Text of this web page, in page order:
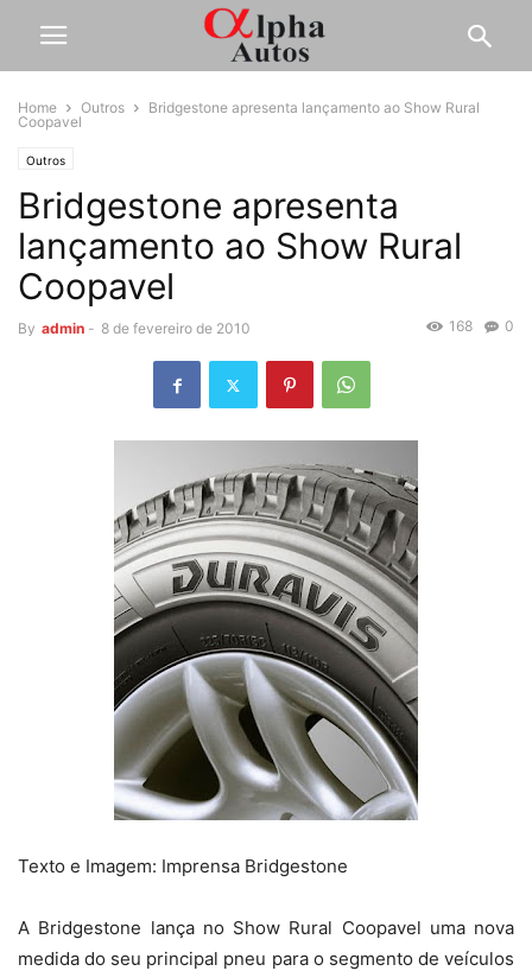
Home Outros
Bridgestone apresenta lançamento ao Show Rural
Coopavel
Outros
Bridgestone apresenta
lançamento ao Show Rural
Coopavel
By admin - 8 de fevereiro de 2010 0
168
Texto e Imagem: Imprensa Bridgestone
A Bridgestone lança no Show Rural Coopavel uma nova
medida do seu principal pneu para o segmento de veículos